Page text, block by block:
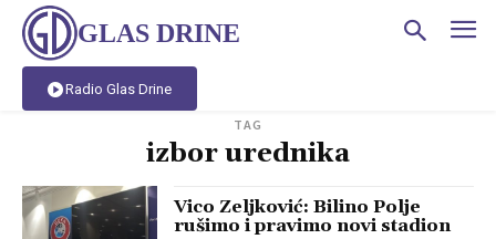
GLAS DRINE
Radio Glas Drine
TAG
izbor urednika
Vico Zeljković: Bilino Polje
rušimo i pravimo novi stadion